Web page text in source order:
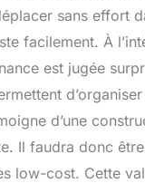
sans effort
facilement. À
est jugée
d’une
Il faudra donc
low-cost. Cette